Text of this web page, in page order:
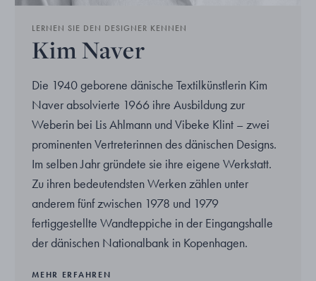
LERNEN SIE DEN DESIGNER KENNEN
Kim Naver
Die 1940 geborene dänische Textilkünstlerin Kim
Naver absolvierte 1966 ihre Ausbildung zur
Weberin bei Lis Ahlmann und Vibeke Klint – zwei
prominenten Vertreterinnen des dänischen Designs.
Im selben Jahr gründete sie ihre eigene Werkstatt.
Zu ihren bedeutendsten Werken zählen unter
anderem fünf zwischen 1978 und 1979
fertiggestellte Wandteppiche in der Eingangshalle
der dänischen Nationalbank in Kopenhagen.
MEHR ERFAHREN